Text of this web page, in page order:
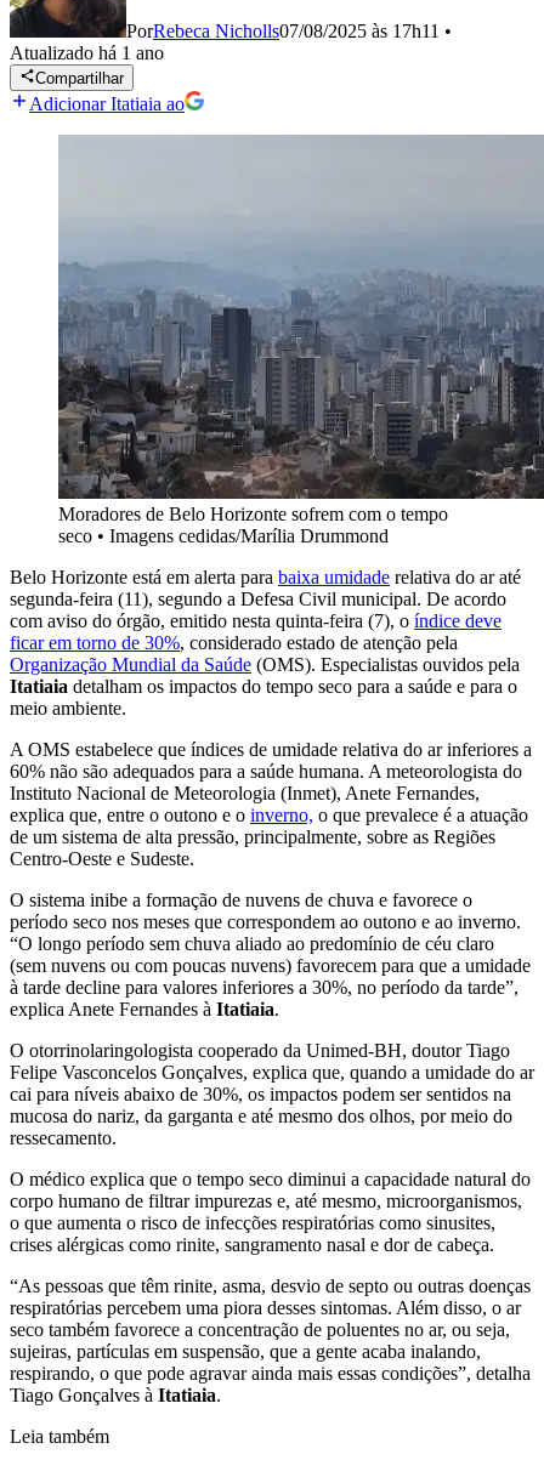
PorRebeca Nicholls07/08/2025 às 17h11 •
Atualizado há 1 ano
Compartilhar
Adicionar Itatiaia ao
Moradores de Belo Horizonte sofrem com o tempo
seco • Imagens cedidas/Marília Drummond
Belo Horizonte está em alerta para baixa umidade relativa do ar até
segunda-feira (11), segundo a Defesa Civil municipal. De acordo
com aviso do órgão, emitido nesta quinta-feira (7), o índice deve
ficar em torno de 30%, considerado estado de atenção pela
Organização Mundial da Saúde (OMS). Especialistas ouvidos pela
Itatiaia detalham os impactos do tempo seco para a saúde e para o
meio ambiente.
A OMS estabelece que índices de umidade relativa do ar inferiores a
60% não são adequados para a saúde humana. A meteorologista do
Instituto Nacional de Meteorologia (Inmet), Anete Fernandes,
explica que, entre o outono e o inverno, o que prevalece é a atuação
de um sistema de alta pressão, principalmente, sobre as Regiões
Centro-Oeste e Sudeste.
O sistema inibe a formação de nuvens de chuva e favorece o
período seco nos meses que correspondem ao outono e ao inverno.
“O longo período sem chuva aliado ao predomínio de céu claro
(sem nuvens ou com poucas nuvens) favorecem para que a umidade
à tarde decline para valores inferiores a 30%, no período da tarde”,
explica Anete Fernandes à Itatiaia.
O otorrinolaringologista cooperado da Unimed-BH, doutor Tiago
Felipe Vasconcelos Gonçalves, explica que, quando a umidade do ar
cai para níveis abaixo de 30%, os impactos podem ser sentidos na
mucosa do nariz, da garganta e até mesmo dos olhos, por meio do
ressecamento.
O médico explica que o tempo seco diminui a capacidade natural do
corpo humano de filtrar impurezas e, até mesmo, microorganismos,
o que aumenta o risco de infecções respiratórias como sinusites,
crises alérgicas como rinite, sangramento nasal e dor de cabeça.
“As pessoas que têm rinite, asma, desvio de septo ou outras doenças
respiratórias percebem uma piora desses sintomas. Além disso, o ar
seco também favorece a concentração de poluentes no ar, ou seja,
sujeiras, partículas em suspensão, que a gente acaba inalando,
respirando, o que pode agravar ainda mais essas condições”, detalha
Tiago Gonçalves à Itatiaia.
Leia também